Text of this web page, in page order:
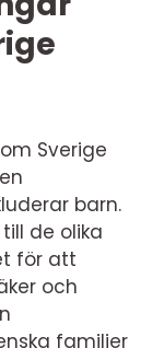
Sverige
barn.
de olika
för att
och
familjer